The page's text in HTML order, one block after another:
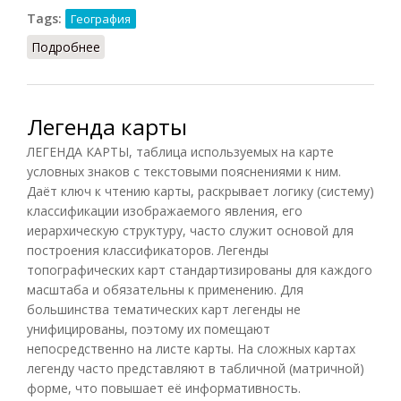
Tags:
География
Подробнее
Легенда карты
ЛЕГЕНДА КАРТЫ, таблица используемых на карте
условных знаков с текстовыми пояснениями к ним.
Даёт ключ к чтению карты, раскрывает логику (систему)
классификации изображаемого явления, его
иерархическую структуру, часто служит основой для
построения классификаторов. Легенды
топографических карт стандартизированы для каждого
масштаба и обязательны к применению. Для
большинства тематических карт легенды не
унифицированы, поэтому их помещают
непосредственно на листе карты. На сложных картах
легенду часто представляют в табличной (матричной)
форме, что повышает её информативность.